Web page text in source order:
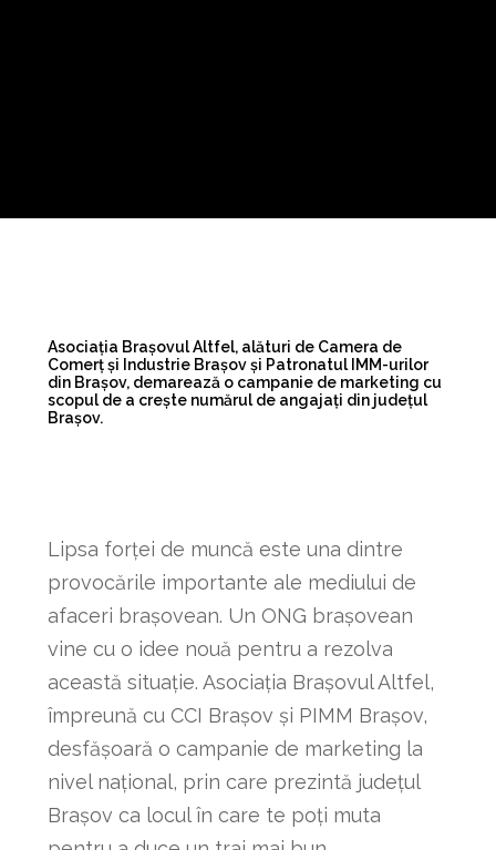
Asociația Brașovul Altfel, alături de Camera de
Comerț și Industrie Brașov și Patronatul IMM-urilor
din Brașov, demarează o campanie de marketing cu
scopul de a crește numărul de angajați din județul
Brașov.
Lipsa forței de muncă este una dintre
provocările importante ale mediului de
afaceri brașovean. Un ONG brașovean
vine cu o idee nouă pentru a rezolva
această situație. Asociația Brașovul Altfel,
împreună cu CCI Brașov și PIMM Brașov,
desfășoară o campanie de marketing la
nivel național, prin care prezintă județul
Brașov ca locul în care te poți muta